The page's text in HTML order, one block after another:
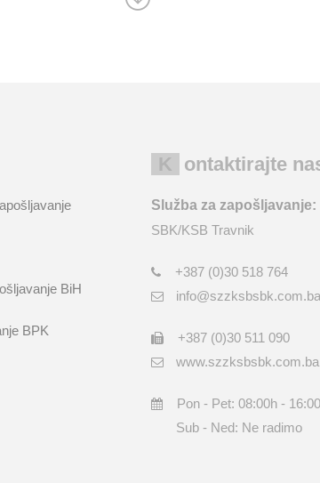
BiH
BPK
Kontaktirajte
Služba za zapošljavanje:
SBK/KSB Travnik
+387 (0)30 518 764
info@szzksbsbk.com.ba
+387 (0)30 511 090
www.szzksbsbk.com.ba
Pon - Pet: 08:00h -
Sub - Ned: Ne radimo